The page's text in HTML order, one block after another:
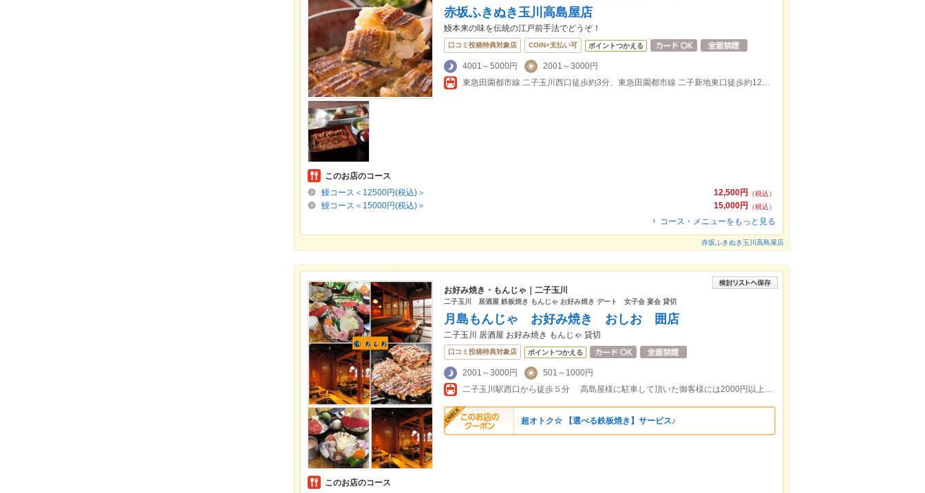
赤坂ふきぬき玉川高島屋店
鰻本来の味を伝統の江戸前手法でどうぞ！
口コミ投稿特典対象店 COIN+支払い可 ポイントつかえる
4001～5000円
2001～3000円
東急田園都市線 二子玉川西口徒歩約3分、東急田園都市線 二子新地東口徒歩約12分、東急大井町線 上野毛北口徒歩約20分
このお店のコース
12,500円
（税込）
鰻コース＜12500円(税込)＞
15,000円
（税込）
鰻コース＜15000円(税込)＞
コース・メニューをもっと見る
赤坂ふきぬき玉川高島屋店
お好み焼き・もんじゃ｜二子玉川
二子玉川 居酒屋 鉄板焼き もんじゃ お好み焼き デート 女子会 宴会 貸切
月島もんじゃ お好み焼き おしお 囲店
二子玉川 居酒屋 お好み焼き もんじゃ 貸切
口コミ投稿特典対象店 ポイントつかえる
2001～3000円
501～1000円
二子玉川駅西口から徒歩５分 高島屋様に駐車して頂いた御客様には2000円以上で1時間無料で駐車が出来ます♪
超オトク☆ 【選べる鉄板焼き】サービス♪
このお店のコース